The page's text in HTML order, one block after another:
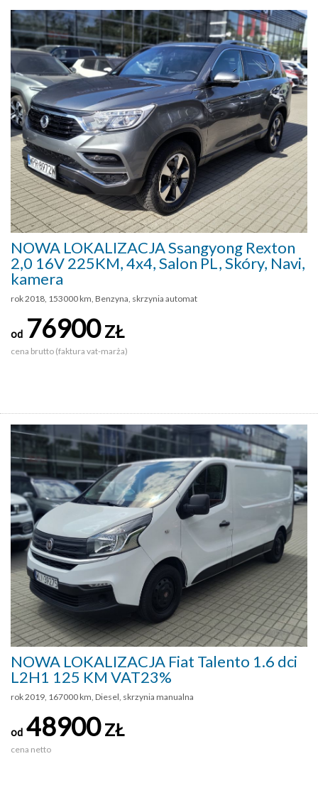
NOWA LOKALIZACJA Ssangyong Rexton
2,0 16V 225KM, 4x4, Salon PL, Skóry, Navi,
kamera
rok 2018, 153000 km, Benzyna, skrzynia automat
od 76900ZŁ
cena brutto (faktura vat-marża)
NOWA LOKALIZACJA Fiat Talento 1.6 dci
L2H1 125 KM VAT23%
rok 2019, 167000 km, Diesel, skrzynia manualna
od 48900ZŁ
cena netto